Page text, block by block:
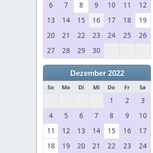
6
7 8 9 10 11
12
13
14 15 16 17 18
19
20
21 22 23 24 25
26
27
28 29 30
Dezember 2022
So Mo Di Mi Do Fr Sa
1 2
3
4
5 6 7 8 9
10
11
12 13 14 15 16
17
18
19 20 21 22 23 24